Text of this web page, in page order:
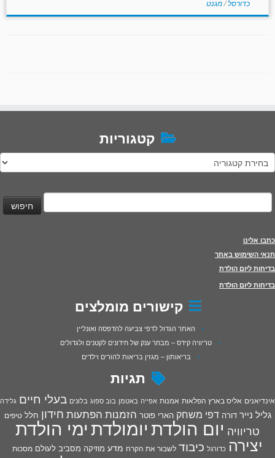
כדורסל/מגנט
קטגוריות
קטגוריות
חיפוש:
כתבו אלינו
תנאי השימוש באתר
בדיחות ליום הולדת
בדיחות ליום הולדת
קישורים מומלצים
האתר הגדול לדפי צביעה להדפסה ואונליין
טריוויה קידס – מבחר ענק של חידונים לקטנים ולגדולים
בריאותון – מגזין בריאות להורים וילדים
תגיות
אינדיאנים אליס בארץ הפלאות אמנות אפייה באטמן בוב ספוג בלונים בעלי חיים גלידה
גליל נייר דורה דפי משחק הארי פוטר הזמנות הפתעות חידון חלל טיפים
טריוויה יום הולדתיומולדתימי הולדת
יצירה כדורגל כיבוד לשבור את הקרח מדע מוזיקה מסביב לעולם מסכות